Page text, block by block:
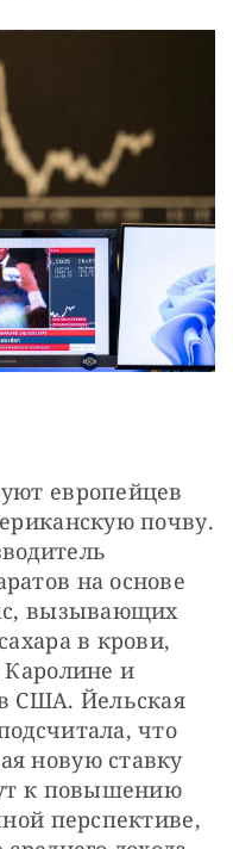
европейцев
почву.
на основе
вызывающих
в крови,
Каролине и
США. Йельская
что
новую ставку
к повышению
перспективе,